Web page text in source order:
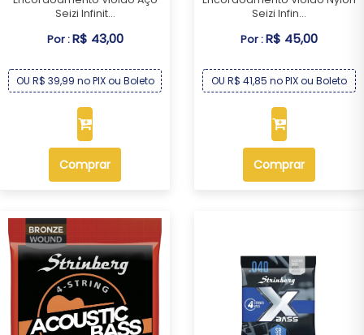
Seizi Infinit...
Por :R$ 43,00
OU R$ 39,99 no PIX ou Boleto
Comprar
Seizi Infin...
Por :R$ 45,00
OU R$ 41,85 no PIX ou Boleto
Comprar